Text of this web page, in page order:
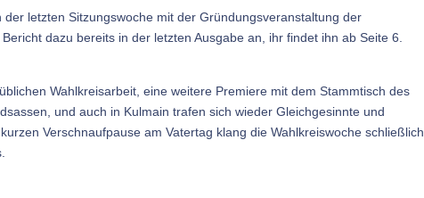
letzten Sitzungswoche mit der Gründungsveranstaltung der
dazu bereits in der letzten Ausgabe an, ihr findet ihn ab Seite 6.
Wahlkreisarbeit, eine weitere Premiere mit dem Stammtisch des
und auch in Kulmain trafen sich wieder Gleichgesinnte und
Verschnaufpause am Vatertag klang die Wahlkreiswoche schließlich